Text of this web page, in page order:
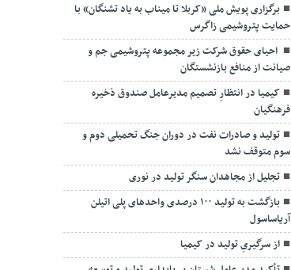
برگزاری پویش ملی «کربلا تا میناب به یاد تشنگان» با
حمایت پتروشیمی زاگرس
احیای حقوق شرکت زیر مجموعه پتروشیمی جم و
صیانت از منافع بازنشستگان
کیمیا در انتظارِ تصمیم مدیرعامل صندوق ذخیره
فرهنگیان
تولید و صادرات نفت در دوران جنگ تحمیلی دوم و
سوم متوقف نشد
تجلیل از مجاهدان سنگر تولید در نوری
بازگشت به تولید ۱۰۰ درصدی واحدهای پلی اتیلن
آریاساسول
از سرگیریِ تولید در کیمیا